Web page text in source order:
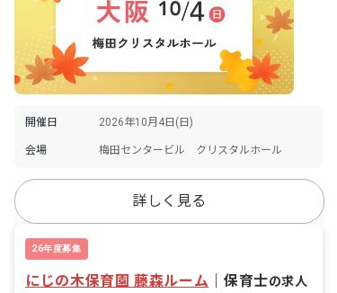
開催日 2026年10月4日(日)
会場 梅田センタービル クリスタルホール
詳しく見る
26年度募集
にじの木保育園 藤森ルーム 保育士の求人